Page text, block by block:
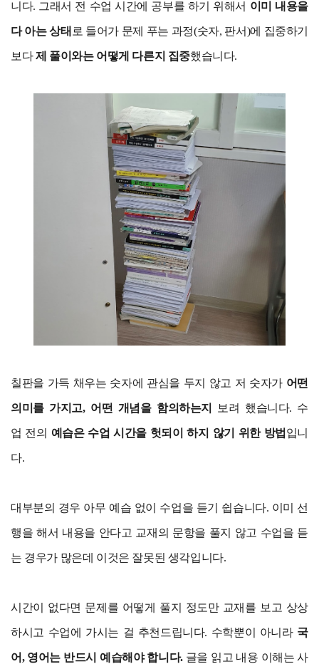
니다. 그래서 전 수업 시간에 공부를 하기 위해서 이미 내용을
다 아는 상태 로 들어가 문제 푸는 과정(숫자, 판서)에 집중하기
보다제 풀이와는 어떻게 다른지 집중했습니다.
칠판을 가득 채우는 숫자에 관심을 두지 않고 저 숫자가 어떤
의미를 가지고, 어떤 개념을 함의하는지 보려 했습니다. 수
업 전의 예습은 수업 시간을 헛되이 하지 않기 위한 방법 입니
다.
대부분의 경우 아무 예습 없이 수업을 듣기 쉽습니다. 이미 선
행을 해서 내용을 안다고 교재의 문항을 풀지 않고 수업을 듣
는 경우가 많은데 이것은 잘못된 생각입니다.
시간이 없다면 문제를 어떻게 풀지 정도만 교재를 보고 상상
하시고 수업에 가시는 걸 추천드립니다. 수학뿐이 아니라 국
어, 영어는 반드시 예습해야 합니다. 글을 읽고 내용 이해는 사